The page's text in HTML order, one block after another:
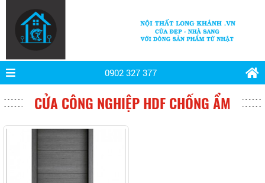
0902 327 377
CỬA CÔNG NGHIỆP HDF CHỐNG ẨM